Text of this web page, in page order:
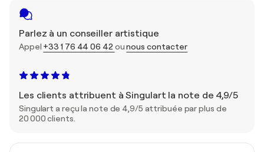
Parlez à un conseiller artistique
Appel +33 1 76 44 06 42 ounous contacter
Les clients attribuent à Singulart la note de 4,9/5
Singulart a reçu la note de 4,9/5 attribuée par plus de
20 000 clients.